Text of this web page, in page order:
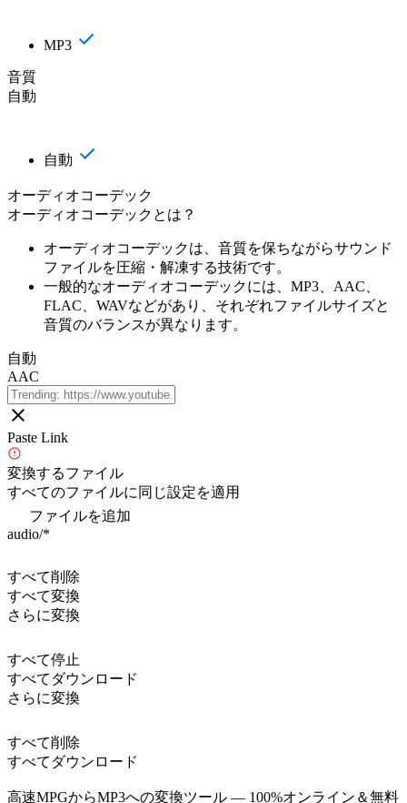
MP3
音質
自動
自動
オーディオコーデック
オーディオコーデックとは？
オーディオコーデックは、音質を保ちながらサウンド
ファイルを圧縮・解凍する技術です。
一般的なオーディオコーデックには、MP3、AAC、
FLAC、WAVなどがあり、それぞれファイルサイズと
音質のバランスが異なります。
自動
AAC
Paste Link
変換するファイル
すべてのファイルに同じ設定を適用
ファイルを追加
audio/*
すべて削除
すべて変換
さらに変換
すべて停止
すべてダウンロード
さらに変換
すべて削除
すべてダウンロード
高速MPGからMP3への変換ツール — 100%オンライン＆無料